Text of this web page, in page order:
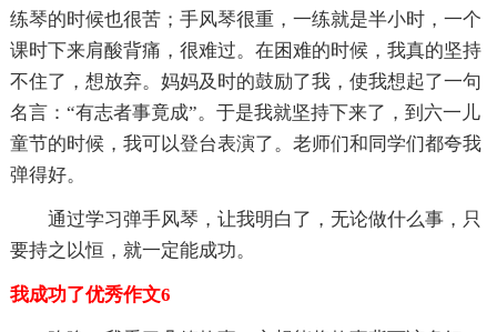
练琴的时候也很苦；手风琴很重，一练就是半小时，一个
课时下来肩酸背痛，很难过。在困难的时候，我真的坚持
不住了，想放弃。妈妈及时的鼓励了我，使我想起了一句
名言：“有志者事竟成”。于是我就坚持下来了，到六一儿
童节的时候，我可以登台表演了。老师们和同学们都夸我
弹得好。
通过学习弹手风琴，让我明白了，无论做什么事，只
要持之以恒，就一定能成功。
我成功了优秀作文6